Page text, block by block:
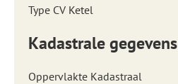
Type CV Ketel
Kadastrale gegevens
Oppervlakte Kadastraal